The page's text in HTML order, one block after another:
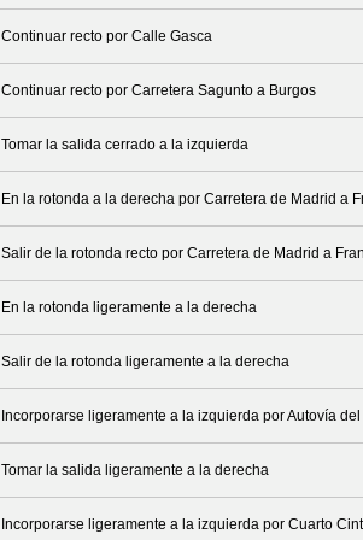
Continuar recto por Calle Gasca
Continuar recto por Carretera Sagunto a Burgos
Tomar la salida cerrado a la izquierda
En la rotonda a la derecha por Carretera de Madrid a
Salir de la rotonda recto por Carretera de Madrid a
En la rotonda ligeramente a la derecha
Salir de la rotonda ligeramente a la derecha
Incorporarse ligeramente a la izquierda por Autovía
Tomar la salida ligeramente a la derecha
Incorporarse ligeramente a la izquierda por Cuarto